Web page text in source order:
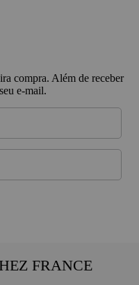
compra. Além de receber
e-mail.
FRANCE